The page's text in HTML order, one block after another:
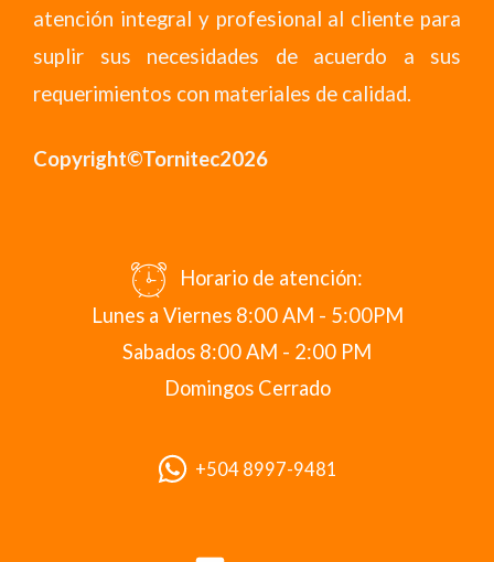
atención integral y profesional al cliente para
suplir sus necesidades de acuerdo a sus
requerimientos con materiales de calidad.
Copyright©Tornitec2026
Horario de atención:
Lunes a Viernes 8:00 AM - 5:00PM
Sabados 8:00 AM - 2:00 PM
Domingos Cerrado
+504 8997-9481